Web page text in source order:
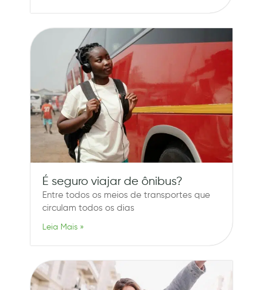
É seguro viajar de ônibus?
Entre todos os meios de transportes que
circulam todos os dias
Leia Mais »